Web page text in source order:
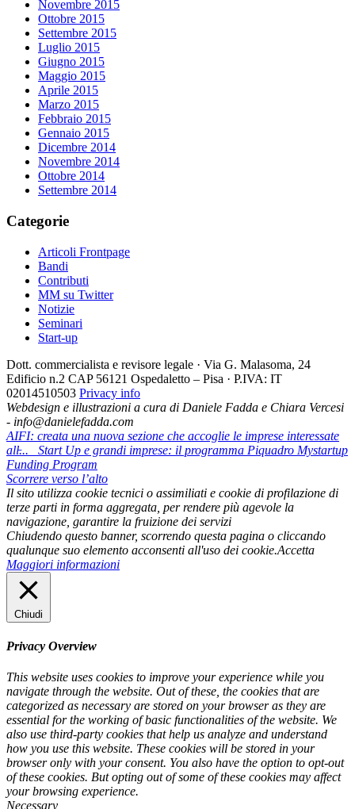
Novembre 2015
Ottobre 2015
Settembre 2015
Luglio 2015
Giugno 2015
Maggio 2015
Aprile 2015
Marzo 2015
Febbraio 2015
Gennaio 2015
Dicembre 2014
Novembre 2014
Ottobre 2014
Settembre 2014
Categorie
Articoli Frontpage
Bandi
Contributi
MM su Twitter
Notizie
Seminari
Start-up
Dott. commercialista e revisore legale · Via G. Malasoma, 24
Edificio n.2 CAP 56121 Ospedaletto – Pisa · P.IVA: IT
02014510503 Privacy info
Webdesign e illustrazioni a cura di Daniele Fadda e Chiara Vercesi
- info@danielefadda.com
AIFI: creata una nuova sezione che accoglie le imprese interessate
all̵...
Start Up e grandi imprese: il programma Piquadro Mystartup
Funding Program
Scorrere verso l’alto
Il sito utilizza cookie tecnici o assimiliati e cookie di profilazione di
terze parti in forma aggregata, per rendere più agevole la
navigazione, garantire la fruizione dei servizi
Chiudendo questo banner, scorrendo questa pagina o cliccando
qualunque suo elemento acconsenti all'uso dei cookie.Accetta
Maggiori informazioni
Chiudi
Privacy Overview
This website uses cookies to improve your experience while you
navigate through the website. Out of these, the cookies that are
categorized as necessary are stored on your browser as they are
essential for the working of basic functionalities of the website. We
also use third-party cookies that help us analyze and understand
how you use this website. These cookies will be stored in your
browser only with your consent. You also have the option to opt-out
of these cookies. But opting out of some of these cookies may affect
your browsing experience.
Necessary